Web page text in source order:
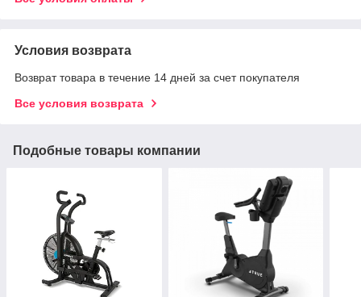
Условия возврата
Возврат товара в течение 14 дней за счет покупателя
Все условия возврата
Подобные товары компании